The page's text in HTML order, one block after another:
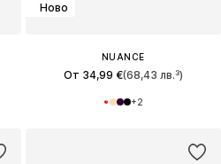
Ново
NUANCE
От 34,99 €(68,43 лв.³)
+2